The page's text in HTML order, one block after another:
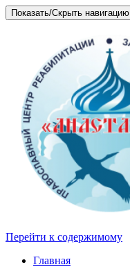
Показать/Скрыть навигацию
Перейти к содержимому
Главная